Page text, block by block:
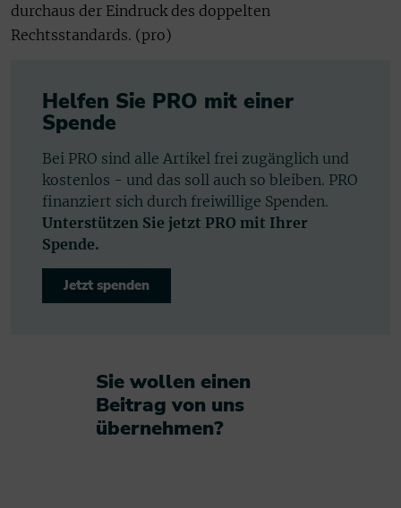
durchaus der Eindruck des doppelten
Rechtsstandards. (pro)
Helfen Sie PRO mit einer
Spende
Bei PRO sind alle Artikel frei zugänglich und
kostenlos - und das soll auch so bleiben. PRO
finanziert sich durch freiwillige Spenden.
Unterstützen Sie jetzt PRO mit Ihrer
Spende.
Jetzt spenden
Sie wollen einen
Beitrag von uns
übernehmen?​